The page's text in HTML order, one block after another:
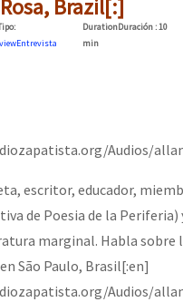
Brazil[:]
:
Entrevista
DurationDuración: 10
min
Audios/
escritor, educador,
de Poesia de la Periferia)
marginal. Habla sobre
São Paulo, Brasil[:en]
Audios/